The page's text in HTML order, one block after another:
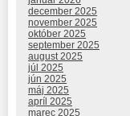
december 2025
november 2025
október 2025
september 2025
august 2025
júl 2025
jún 2025
máj 2025
apríl 2025
marec 2025